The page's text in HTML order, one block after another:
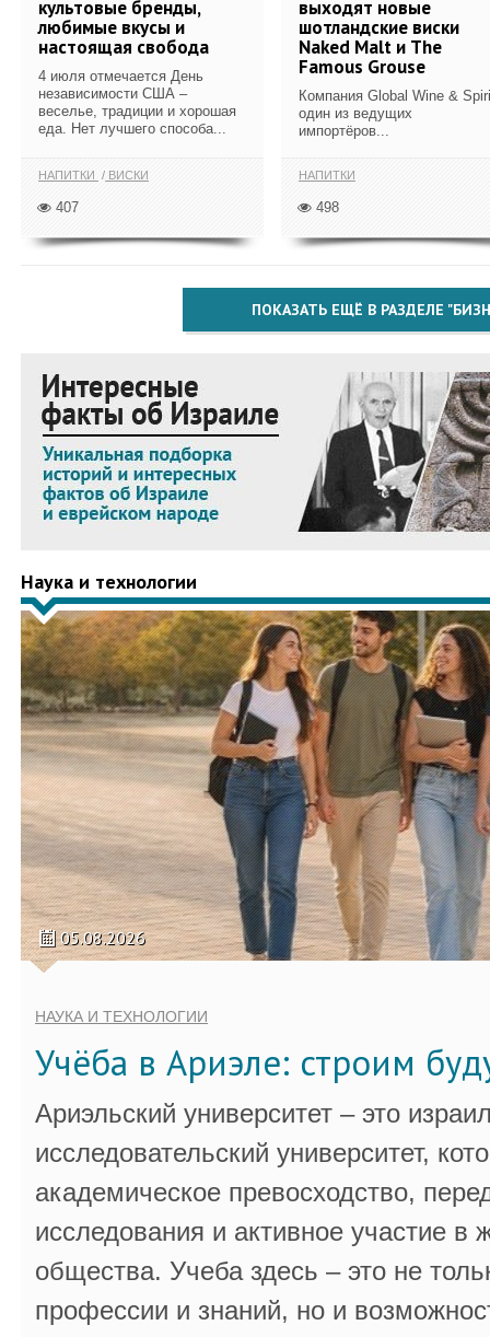
культовые бренды,
любимые вкусы и
настоящая свобода
4 июля отмечается День
независимости США –
веселье, традиции и хорошая
еда. Нет лучшего способа...
НАПИТКИ ВИСКИ
407
выходят новые
шотландские виски
Naked Malt и The
Famous Grouse
Компания Global Wine &
один из ведущих
импортёров...
НАПИТКИ
498
ПОКАЗАТЬ ЕЩЁ В РАЗДЕЛЕ
Наука и технологии
05.08.2026
НАУКА И ТЕХНОЛОГИИ
Учёба в Ариэле: строим
Ариэльский университет – это
исследовательский университет,
академическое превосходство,
исследования и активное участие в
общества. Учеба здесь – это не
профессии и знаний, но и